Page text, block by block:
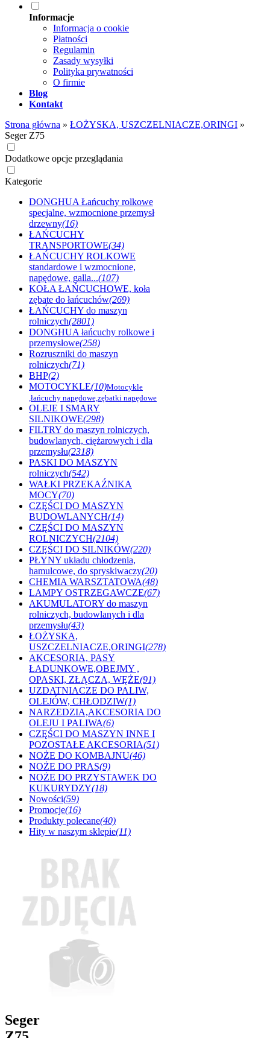
Informacje
Informacja o cookie
Płatności
Regulamin
Zasady wysyłki
Polityka prywatności
O firmie
Blog
Kontakt
Strona główna » ŁOŻYSKA, USZCZELNIACZE,ORINGI »
Seger Z75
Dodatkowe opcje przeglądania
Kategorie
DONGHUA Łańcuchy rolkowe
specjalne, wzmocnione przemysł
drzewny(16)
ŁAŃCUCHY
TRANSPORTOWE(34)
ŁAŃCUCHY ROLKOWE
standardowe i wzmocnione,
napędowe, galla...(107)
KOŁA ŁAŃCUCHOWE, koła
zębate do łańcuchów(269)
ŁAŃCUCHY do maszyn
rolniczych(2801)
DONGHUA łańcuchy rolkowe i
przemysłowe(258)
Rozruszniki do maszyn
rolniczych(71)
BHP(2)
MOTOCYKLE(10)Motocykle
,łańcuchy napędowe,zębatki napędowe
OLEJE I SMARY
SILNIKOWE(298)
FILTRY do maszyn rolniczych,
budowlanych, ciężarowych i dla
przemysłu(2318)
PASKI DO MASZYN
rolniczych(542)
WAŁKI PRZEKAŹNIKA
MOCY(70)
CZĘŚCI DO MASZYN
BUDOWLANYCH(14)
CZĘŚCI DO MASZYN
ROLNICZYCH(2104)
CZĘŚCI DO SILNIKÓW(220)
PŁYNY układu chłodzenia,
hamulcowe, do spryskiwaczy(20)
CHEMIA WARSZTATOWA(48)
LAMPY OSTRZEGAWCZE(67)
AKUMULATORY do maszyn
rolniczych, budowlanych i dla
przemysłu(43)
ŁOŻYSKA,
USZCZELNIACZE,ORINGI(278)
AKCESORIA, PASY
ŁADUNKOWE,OBEJMY ,
OPASKI, ZŁĄCZA, WĘŻE(91)
UZDATNIACZE DO PALIW,
OLEJÓW, CHŁODZIW(1)
NARZEDZIA,AKCESORIA DO
OLEJU I PALIWA(6)
CZĘŚCI DO MASZYN INNE I
POZOSTAŁE AKCESORIA(51)
NOŻE DO KOMBAJNU(46)
NOŻE DO PRAS(9)
NOŻE DO PRZYSTAWEK DO
KUKURYDZY(18)
Nowości(59)
Promocje(16)
Produkty polecane(40)
Hity w naszym sklepie(11)
Seger